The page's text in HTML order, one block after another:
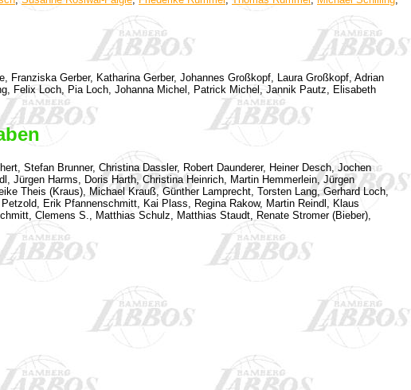
Franziska Gerber, Katharina Gerber, Johannes Großkopf, Laura Großkopf, Adrian
Felix Loch, Pia Loch, Johanna Michel, Patrick Michel, Jannik Pautz, Elisabeth
Stefan Brunner, Christina Dassler, Robert Daunderer, Heiner Desch, Jochen
Jürgen Harms, Doris Harth, Christina Heinrich, Martin Hemmerlein, Jürgen
Theis (Kraus), Michael Krauß, Günther Lamprecht, Torsten Lang, Gerhard Loch,
Erik Pfannenschmitt, Kai Plass, Regina Rakow, Martin Reindl, Klaus
Clemens S., Matthias Schulz, Matthias Staudt, Renate Stromer (Bieber),